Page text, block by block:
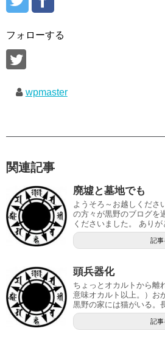
フォローする
wpmaster
関連記事
廃墟と墓地でも
ようそろ～お越しくださ
の方々が黒野のブログを
くださいました。 ありが
記事
頭兵器化
ちょっとオカルトから離
意味オカルト以上。）お
黒野の家には猫がいる。
記事